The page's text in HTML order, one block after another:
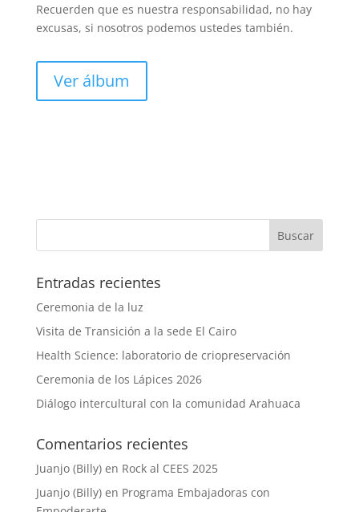
Recuerden que es nuestra responsabilidad, no hay
excusas, si nosotros podemos ustedes también.
Ver álbum
Entradas recientes
Ceremonia de la luz
Visita de Transición a la sede El Cairo
Health Science: laboratorio de criopreservación
Ceremonia de los Lápices 2026
Diálogo intercultural con la comunidad Arahuaca
Comentarios recientes
Juanjo (Billy)en Rock al CEES 2025
Juanjo (Billy)en Programa Embajadoras con